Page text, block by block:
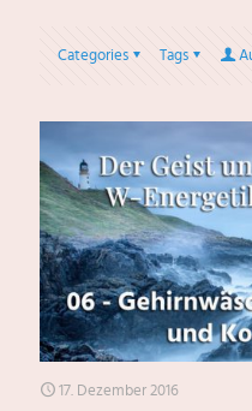
Categories Tags
17. Dezember 2016